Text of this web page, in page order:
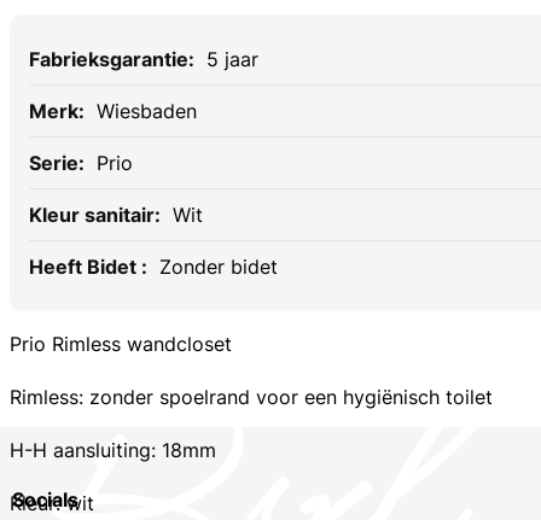
Specificaties
5 jaar
Wiesbaden
Prio
Wit
Zonder bidet
Prio Rimless wandcloset
Rimless: zonder spoelrand voor een hygiënisch toilet
H-H aansluiting: 18mm
Kleur: wit
Socials